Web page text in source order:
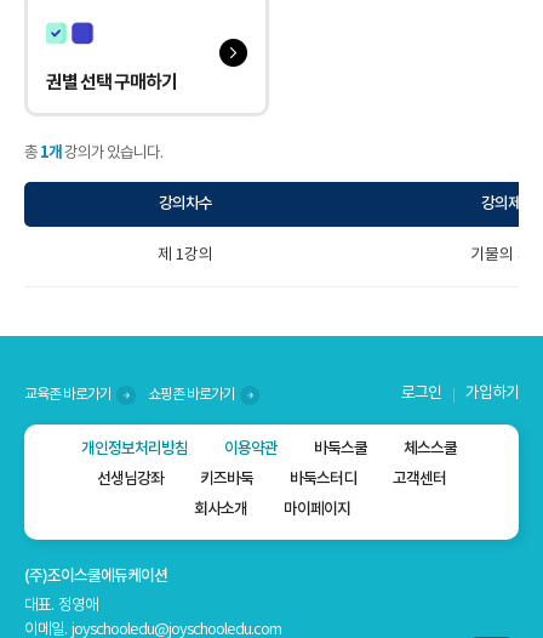
권별 선택 구매하기
총 1개 강의가 있습니다.
강의차수 강의제목
제 1강의 기물의 자
교육존 바로가기 쇼핑존 바로가기 로그인 가입하기
개인정보처리방침 이용약관 바둑스쿨
체스스쿨
선생님강좌
키즈바둑 바둑스터디
고객센터
회사소개
마이페이지
(주)조이스쿨에듀케이션
대표. 정영애
이메일. joyschooledu@joyschooledu.com